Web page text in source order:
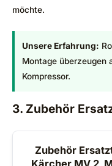
möchte.
Unsere Erfahrung:
Montage überzeugen
Kompressor.
3. Zubehör
Zubehör
Kärcher MV 2,